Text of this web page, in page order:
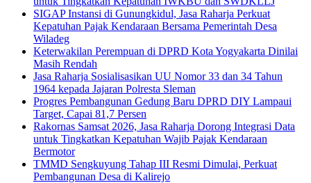
SIGAP Instansi di Gunungkidul, Jasa Raharja Perkuat
Kepatuhan Pajak Kendaraan Bersama Pemerintah Desa
Wiladeg
Keterwakilan Perempuan di DPRD Kota Yogyakarta Dinilai
Masih Rendah
Jasa Raharja Sosialisasikan UU Nomor 33 dan 34 Tahun
1964 kepada Jajaran Polresta Sleman
Progres Pembangunan Gedung Baru DPRD DIY Lampaui
Target, Capai 81,7 Persen
Rakornas Samsat 2026, Jasa Raharja Dorong Integrasi Data
untuk Tingkatkan Kepatuhan Wajib Pajak Kendaraan
Bermotor
TMMD Sengkuyung Tahap III Resmi Dimulai, Perkuat
Pembangunan Desa di Kalirejo